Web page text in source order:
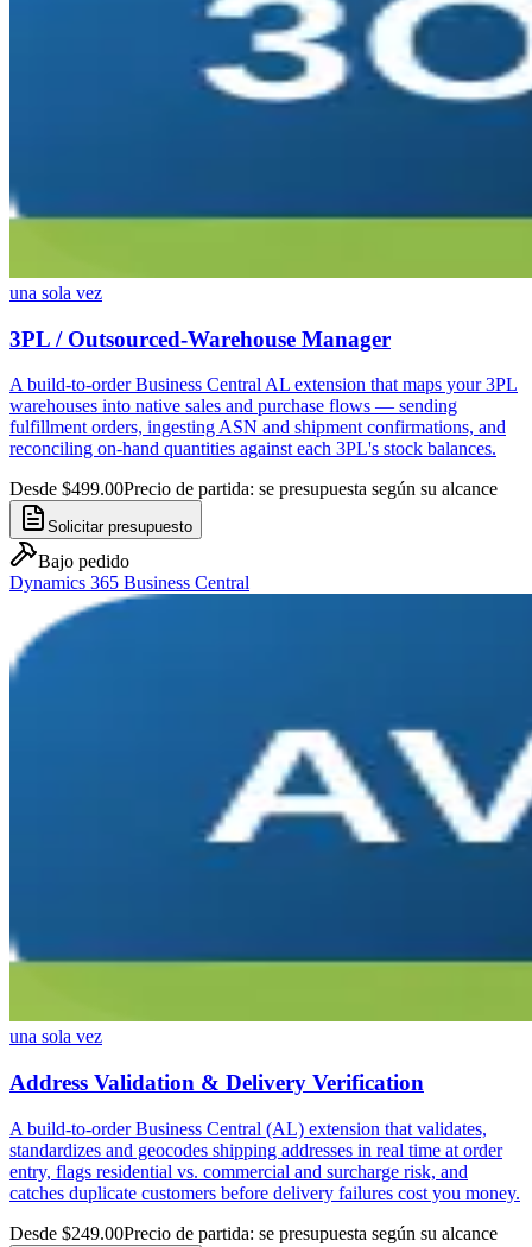
una sola vez
3PL / Outsourced-Warehouse Manager
A build-to-order Business Central AL extension that maps your 3PL
warehouses into native sales and purchase flows — sending
fulfillment orders, ingesting ASN and shipment confirmations, and
reconciling on-hand quantities against each 3PL's stock balances.
Desde $499.00Precio de partida: se presupuesta según su alcance
Solicitar presupuesto
Bajo pedido
Dynamics 365 Business Central
una sola vez
Address Validation & Delivery Verification
A build-to-order Business Central (AL) extension that validates,
standardizes and geocodes shipping addresses in real time at order
entry, flags residential vs. commercial and surcharge risk, and
catches duplicate customers before delivery failures cost you money.
Desde $249.00Precio de partida: se presupuesta según su alcance